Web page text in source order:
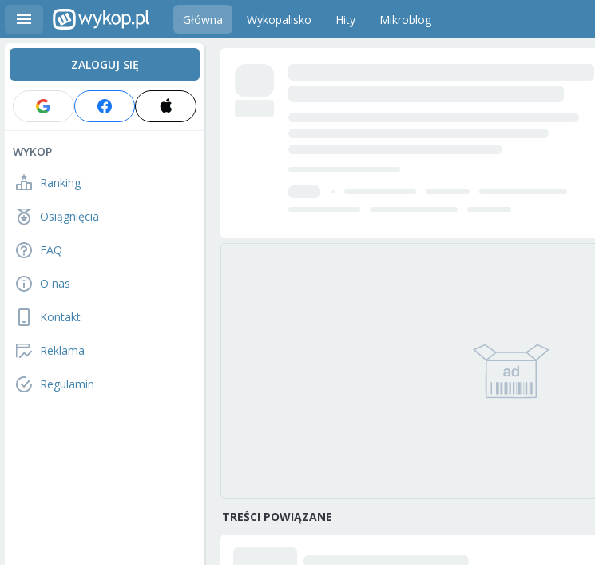
Główna Wykopalisko Hity Mikroblog
ZALOGUJ SIĘ
WYKOP
Ranking
Osiągnięcia
FAQ
O nas
Kontakt
Reklama
Regulamin
TREŚCI POWIĄZANE